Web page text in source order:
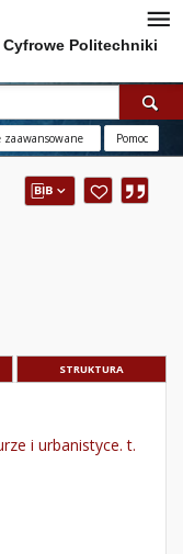
Politechniki
Pomoc
STRUKTURA
i urbanistyce. t.